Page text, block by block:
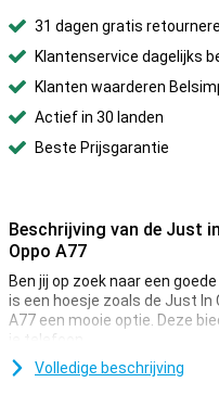
31 dagen gratis
Klantenservice dagelijks
Klanten waarderen
Actief in 30 landen
Beste Prijsgarantie
Beschrijving van de Just
Oppo A77
Ben jij op zoek naar een
is een hoesje zoals de Just In
A77 een mooie optie. Deze
je telefoon.
Met wat extra ruimte voor je
Volledige beschrijving